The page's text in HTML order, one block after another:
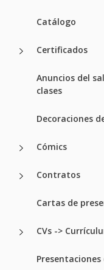
Catálogo
Certificados
Anuncios del
clases
Decoraciones
Cómics
Contratos
Cartas de
CVs ->